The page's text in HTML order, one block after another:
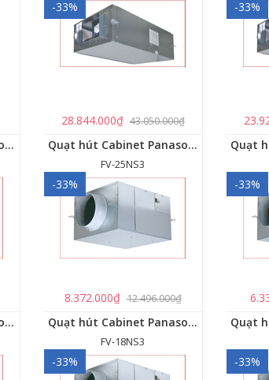
-33%
28.844.000₫ 43.050.000₫
-33%
Quạt hút Cabinet Panasonic FV-25NF3 Quạt hút Cabinet Panasonic FV-25NS3
FV-25NS3
-33%
8.372.000₫ 12.496.000₫
-33%
Quạt hút Cabinet Panasonic FV-18NF3 Quạt hút Cabinet Panasonic FV-18NS3
FV-18NS3
-33% -33%